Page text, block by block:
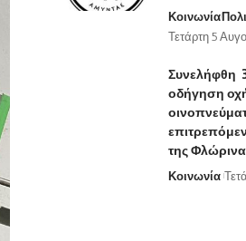
Κοινωνία
Τετάρτη 5
Συνελήφθη
οδήγηση
της
Κοινωνία